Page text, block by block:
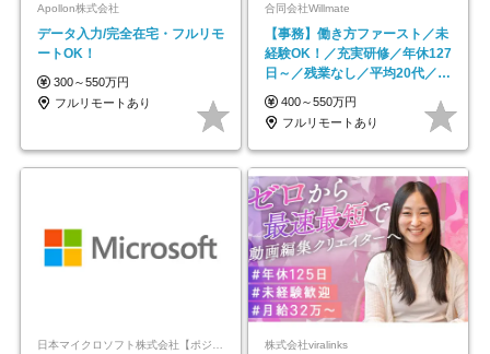
Apollon株式会社
データ入力/完全在宅・フルリモ
ートOK！
300～550万円
フルリモートあり
合同会社Willmate
【事務】働き方ファースト／未
経験OK！／充実研修／年休127
日～／残業なし／平均20代／リ
モートOK
400～550万円
フルリモートあり
日本マイクロソフト株式会社【ポジションマッチ登録】 株式会社viralinks